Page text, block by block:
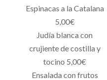
Espinacas a la Catalana
5,00€
Judía blanca con
crujiente de costilla y
tocino 5,00€
Ensalada con frutos